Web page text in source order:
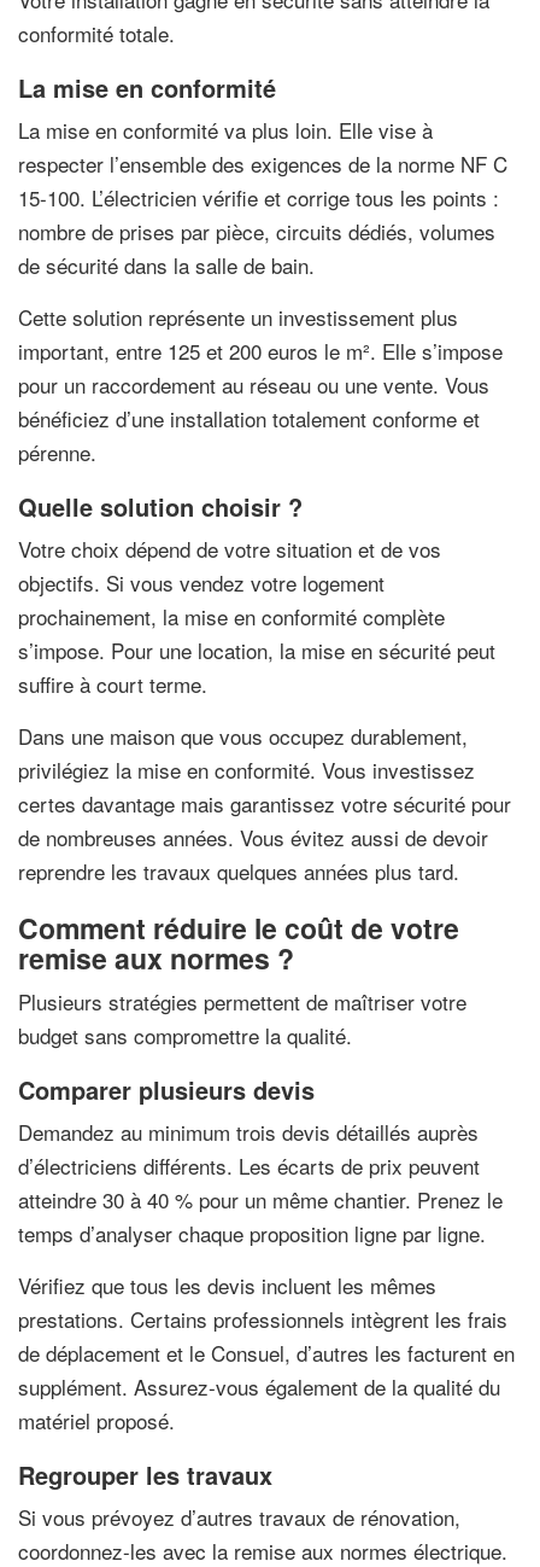
conformité totale.
La mise en conformité
La mise en conformité va plus loin. Elle vise à
respecter l’ensemble des exigences de la norme NF C
15-100. L’électricien vérifie et corrige tous les points :
nombre de prises par pièce, circuits dédiés, volumes
de sécurité dans la salle de bain.
Cette solution représente un investissement plus
important, entre 125 et 200 euros le m². Elle s’impose
pour un raccordement au réseau ou une vente. Vous
bénéficiez d’une installation totalement conforme et
pérenne.
Quelle solution choisir ?
Votre choix dépend de votre situation et de vos
objectifs. Si vous vendez votre logement
prochainement, la mise en conformité complète
s’impose. Pour une location, la mise en sécurité peut
suffire à court terme.
Dans une maison que vous occupez durablement,
privilégiez la mise en conformité. Vous investissez
certes davantage mais garantissez votre sécurité pour
de nombreuses années. Vous évitez aussi de devoir
reprendre les travaux quelques années plus tard.
Comment réduire le coût de votre
remise aux normes ?
Plusieurs stratégies permettent de maîtriser votre
budget sans compromettre la qualité.
Comparer plusieurs devis
Demandez au minimum trois devis détaillés auprès
d’électriciens différents. Les écarts de prix peuvent
atteindre 30 à 40 % pour un même chantier. Prenez le
temps d’analyser chaque proposition ligne par ligne.
Vérifiez que tous les devis incluent les mêmes
prestations. Certains professionnels intègrent les frais
de déplacement et le Consuel, d’autres les facturent en
supplément. Assurez-vous également de la qualité du
matériel proposé.
Regrouper les travaux
Si vous prévoyez d’autres travaux de rénovation,
coordonnez-les avec la remise aux normes électrique.